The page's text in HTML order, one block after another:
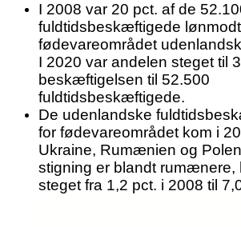
I 2008 var 20 pct. af de
fuldtidsbeskæftigede
fødevareområdet
I 2020 var andelen steget til
beskæftigelsen til 52.500
fuldtidsbeskæftigede.
De udenlandske
for fødevareområdet kom i
Ukraine, Rumænien og
stigning er blandt rumænere,
steget fra 1,2 pct. i 2008 til